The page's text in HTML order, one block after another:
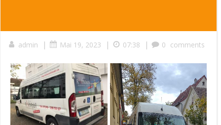
admin | Mai 19, 2023 | 07:38 | 0 comments